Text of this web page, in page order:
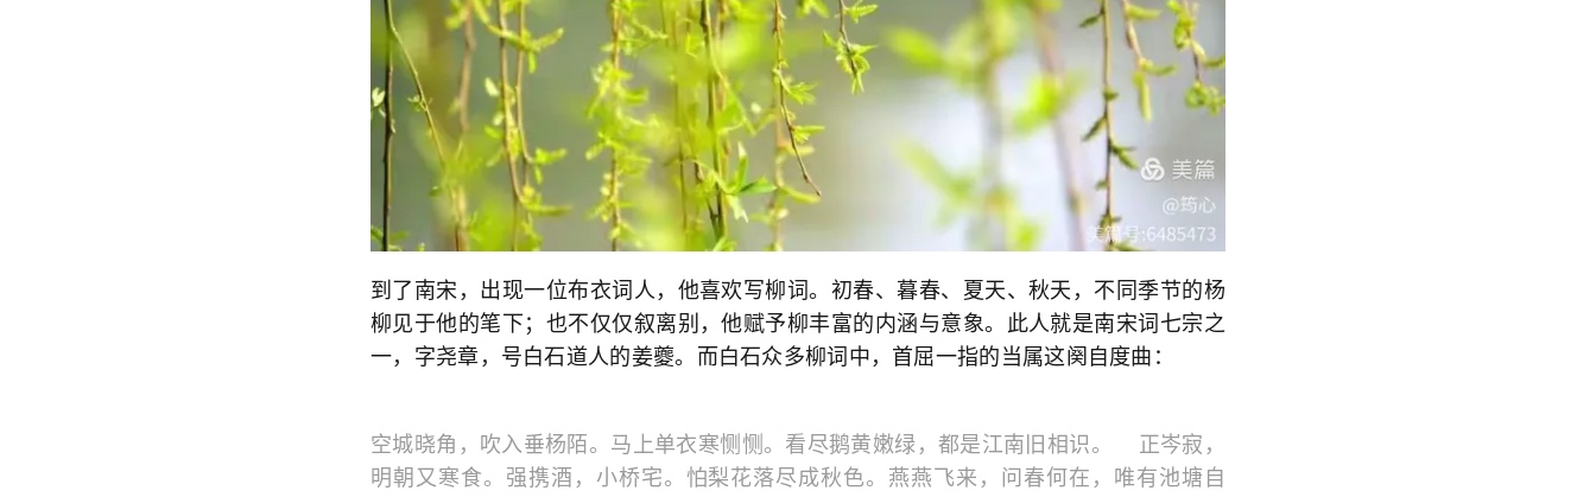
到了南宋，出现一位布衣词人，他喜欢写柳词。初春、暮春、夏天、秋天，不同季节的杨
柳见于他的笔下；也不仅仅叙离别，他赋予柳丰富的内涵与意象。此人就是南宋词七宗之
一，字尧章，号白石道人的姜夔。而白石众多柳词中，首屈一指的当属这阕自度曲：
空城晓角，吹入垂杨陌。马上单衣寒恻恻。看尽鹅黄嫩绿，都是江南旧相识。 正岑寂，
明朝又寒食。强携酒，小桥宅。怕梨花落尽成秋色。燕燕飞来，问春何在，唯有池塘自